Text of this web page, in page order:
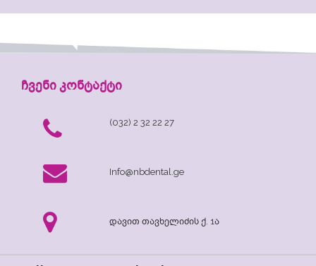
ჩვენი კონტაქტი
(032) 2 32 22 27
Info@nbdental.ge
დავით თავხელიძის ქ. 1ა